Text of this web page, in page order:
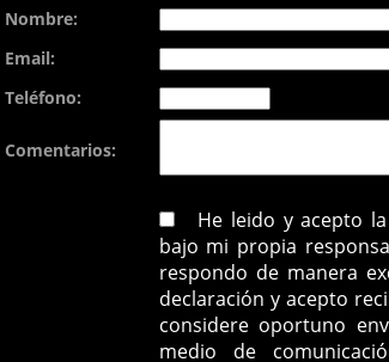
Nombre:
Email:
Teléfono:
Comentarios:
He leido y acepto la
bajo mi propia
respondo de manera
declaración y acepto
considere oportuno
medio de